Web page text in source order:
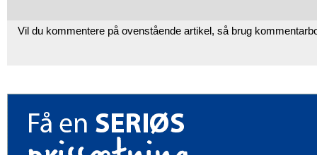
Vil du kommentere på ovenstående artikel, så brug